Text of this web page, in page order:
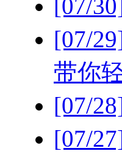
[07/
[07/
带你
[07/
[07/